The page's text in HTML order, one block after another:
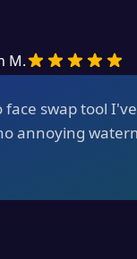
M.
face swap tool
free, and no annoying